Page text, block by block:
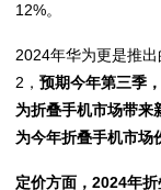
12%。
2024年华为更是推
2， 预期今年第三季
为折叠手机市场带来
为今年折叠手机市场
定价方面，2024年